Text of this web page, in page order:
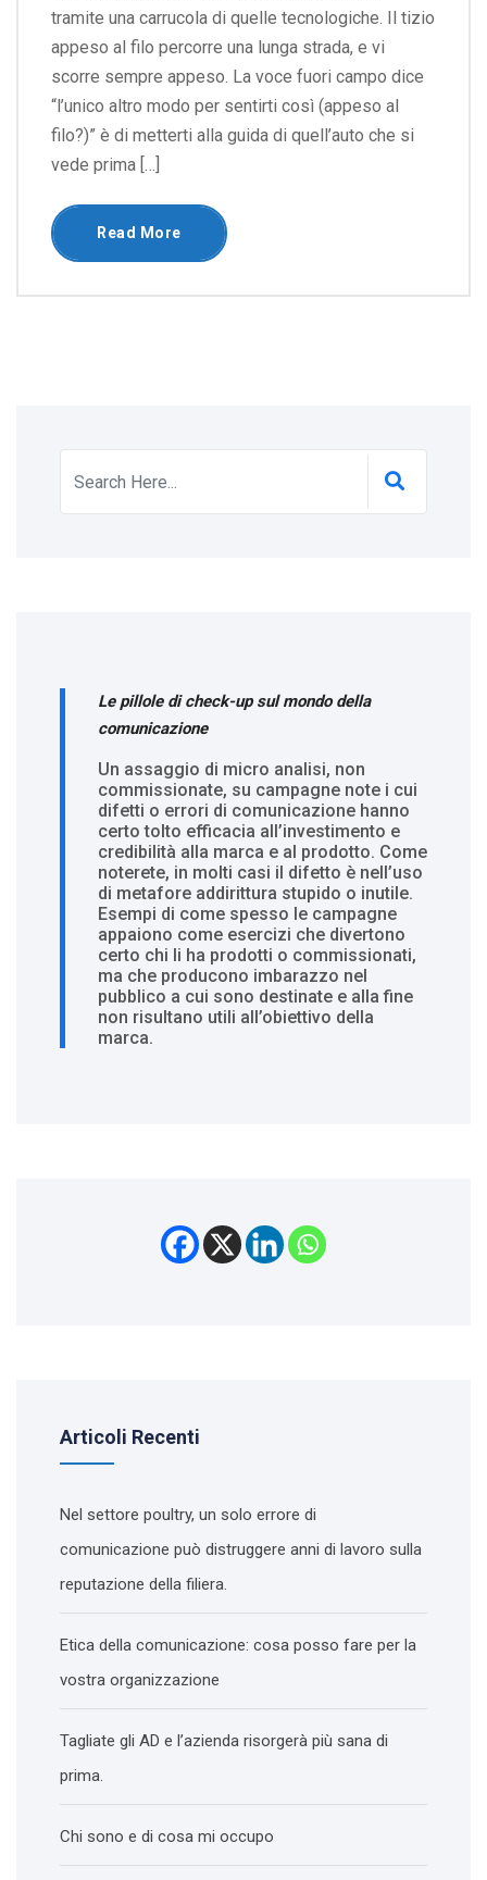
tramite una carrucola di quelle tecnologiche. Il tizio
appeso al filo percorre una lunga strada, e vi
scorre sempre appeso. La voce fuori campo dice
“l’unico altro modo per sentirti così (appeso al
filo?)” è di metterti alla guida di quell’auto che si
vede prima […]
Read More
Le pillole di check-up sul mondo della
comunicazione
Un assaggio di micro analisi, non
commissionate, su campagne note i cui
difetti o errori di comunicazione hanno
certo tolto efficacia all’investimento e
credibilità alla marca e al prodotto. Come
noterete, in molti casi il difetto è nell’uso
di metafore addirittura stupido o inutile.
Esempi di come spesso le campagne
appaiono come esercizi che divertono
certo chi li ha prodotti o commissionati,
ma che producono imbarazzo nel
pubblico a cui sono destinate e alla fine
non risultano utili all’obiettivo della
marca.
Articoli Recenti
Nel settore poultry, un solo errore di
comunicazione può distruggere anni di lavoro sulla
reputazione della filiera.
Etica della comunicazione: cosa posso fare per la
vostra organizzazione
Tagliate gli AD e l’azienda risorgerà più sana di
prima.
Chi sono e di cosa mi occupo